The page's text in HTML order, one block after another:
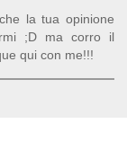
la tua opinione
;D ma corro il
qui con me!!!